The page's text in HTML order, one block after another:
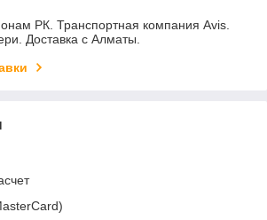
РК. Транспортная компания Avis.
Доставка с Алматы.